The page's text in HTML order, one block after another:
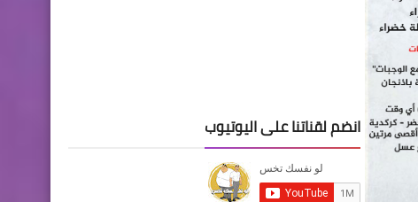
انضم لقناتنا على اليوتيوب